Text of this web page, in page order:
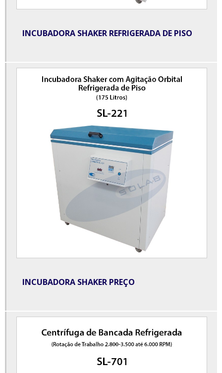
Comprar equipamentos para laboratório de análises clínicas
Destilador de nitrogênio para laboratório
Destilador de óleos essenciais para laboratório
Destilador de óleos essenciais preço
Equipamentos para laboratório de análises clínicas
Equipamentos para laboratório de análises clínicas preços
Equipamentos para laboratório de química
Estufa à vácuo para laboratório
Estufa bacteriológica laboratório
Estufa com agitação tipo wagner
Estufa microprocessada com circulação forçada de ar
Evaporador rotativo preço
Extrator soxhlet para laboratório
INCUBADORA SHAKER REFRIGERADA DE PISO
INCUBADORA SHAKER PREÇO